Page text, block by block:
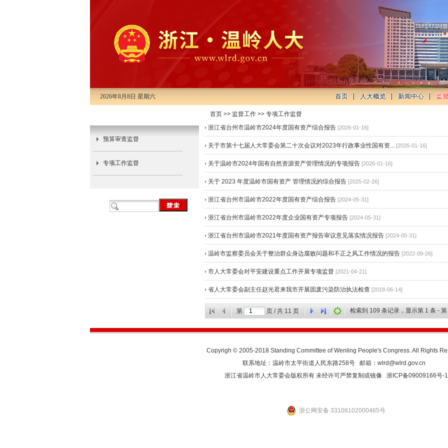
2026年8月8日 星期六 首页 人大概览 新闻中心 监
预算审查监督
专项工作监督
首页 >> 监督工作 >> 专项工作监督
浙江省台州市温岭市2024年度国有资产综合报告 [2026-01-16]
关于市第十七届人大常委会第二十次会议对2023年行政事业性国有资... [2026-01-16]
关于温岭市2024年国有自然资源资产管理情况的专项报告 [2026-01-16]
关于 2023 年度温岭市国有资产 管理情况的综合报告 [2025-02-26]
浙江省台州市温岭市2022年度国有资产综合报告 [2024-05-31]
浙江省台州市温岭市2022年度企业国有资产专项报告 [2024-05-31]
浙江省台州市温岭市2021年度国有资产报告审议意见落实情况报告 [2024-05-31]
温岭市监察委员会关于整治群众身边腐败问题和不正之风工作情况的报告 [2022-09-26]
市人大常委会对平安建设重点工作开展专项监督 [2021-04-21]
省人大常委会副主任赵光君来我市开展固废污染防治执法检查 [2018-06-14]
第 页 / 共 11 页 检索到 109 条记录，显示第 1 条 - 第
Copyrigh © 2005-2018 Standing Committee of Wenling People's Congress. All Rights
联系地址：温岭市太平街道人民东路258号 邮箱：wlrd@wlrd.gov.cn
浙江省温岭市人大常委会版权所有 未经许可严禁复制或镜像 浙ICP备09009166号-1
浙公网安备 33108102000465号